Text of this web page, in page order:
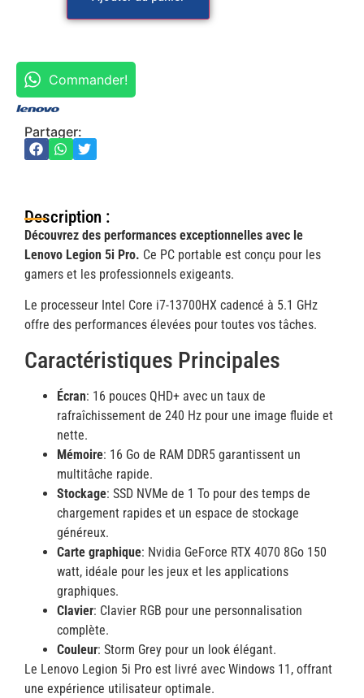
Commander!
Partager:
Description :
Découvrez des performances exceptionnelles avec le
Lenovo Legion 5i Pro. Ce PC portable est conçu pour les
gamers et les professionnels exigeants.
Le processeur Intel Core i7-13700HX cadencé à 5.1 GHz
offre des performances élevées pour toutes vos tâches.
Caractéristiques Principales
Écran: 16 pouces QHD+ avec un taux de
rafraîchissement de 240 Hz pour une image fluide et
nette.
Mémoire: 16 Go de RAM DDR5 garantissent un
multitâche rapide.
Stockage: SSD NVMe de 1 To pour des temps de
chargement rapides et un espace de stockage
généreux.
Carte graphique: Nvidia GeForce RTX 4070 8Go 150
watt, idéale pour les jeux et les applications
graphiques.
Clavier: Clavier RGB pour une personnalisation
complète.
Couleur: Storm Grey pour un look élégant.
Le Lenovo Legion 5i Pro est livré avec Windows 11, offrant
une expérience utilisateur optimale.